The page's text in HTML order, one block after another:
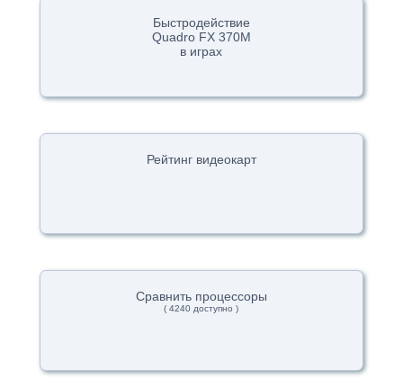
Быстродействие
Quadro FX 370M
в играх
Рейтинг видеокарт
Сравнить процессоры
( 4240 доступно )